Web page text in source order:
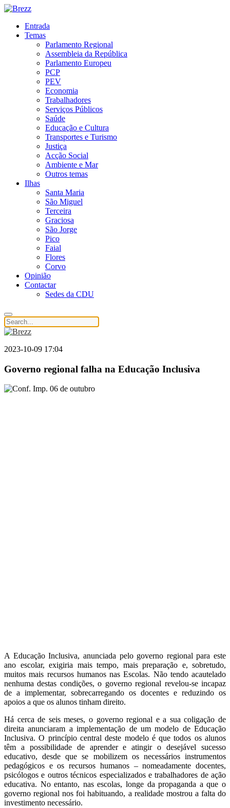
Entrada
Temas
Parlamento Regional
Assembleia da República
Parlamento Europeu
PCP
PEV
Economia
Trabalhadores
Serviços Públicos
Saúde
Educação e Cultura
Transportes e Turismo
Justiça
Acção Social
Ambiente e Mar
Outros temas
Ilhas
Santa Maria
São Miguel
Terceira
Graciosa
São Jorge
Pico
Faial
Flores
Corvo
Opinião
Contactar
Sedes da CDU
2023-10-09 17:04
Governo regional falha na Educação Inclusiva
A Educação Inclusiva, anunciada pelo governo regional para este
ano escolar, exigiria mais tempo, mais preparação e, sobretudo,
muitos mais recursos humanos nas Escolas. Não tendo acautelado
nenhuma destas condições, o governo regional revelou-se incapaz
de a implementar, sobrecarregando os docentes e reduzindo os
apoios a que os alunos tinham direito.
Há cerca de seis meses, o governo regional e a sua coligação de
direita anunciaram a implementação de um modelo de Educação
Inclusiva. O princípio central deste modelo é que todos os alunos
têm a possibilidade de aprender e atingir o desejável sucesso
educativo, desde que se mobilizem os necessários instrumentos
pedagógicos e os recursos humanos – nomeadamente docentes,
psicólogos e outros técnicos especializados e trabalhadores de ação
educativa. No entanto, nas escolas, longe da propaganda a que o
governo regional nos foi habituando, a realidade mostrou a falta do
investimento necessário.